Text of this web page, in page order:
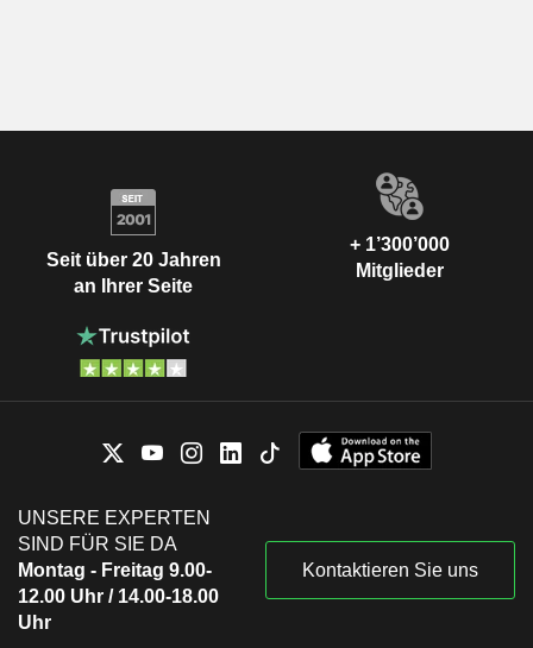
Seit über 20 Jahren
an Ihrer Seite
+ 1’300’000
Mitglieder
UNSERE EXPERTEN
SIND FÜR SIE DA
Montag - Freitag 9.00-
12.00 Uhr / 14.00-18.00
Uhr
Kontaktieren Sie uns